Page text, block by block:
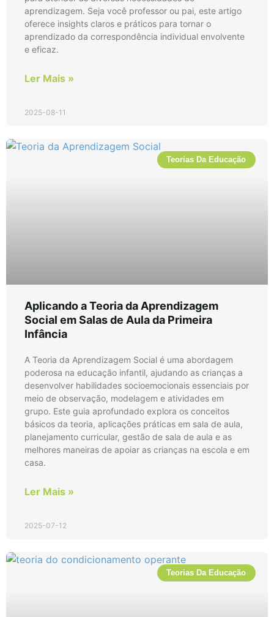
aprendizagem. Seja você professor ou pai, este artigo
oferece insights claros e práticos para tornar o
aprendizado da correspondência individual envolvente
e eficaz.
Ler Mais »
2025-08-11
Teorias Da Educação
Aplicando a Teoria da Aprendizagem
Social em Salas de Aula da Primeira
Infância
A Teoria da Aprendizagem Social é uma abordagem
poderosa na educação infantil, ajudando as crianças a
desenvolver habilidades socioemocionais essenciais por
meio de observação, modelagem e atividades em
grupo. Este guia aprofundado explora os conceitos
básicos da teoria, aplicações práticas em sala de aula,
planejamento curricular, gestão de sala de aula e as
melhores maneiras de apoiar as crianças na escola e em
casa.
Ler Mais »
2025-07-12
Teorias Da Educação